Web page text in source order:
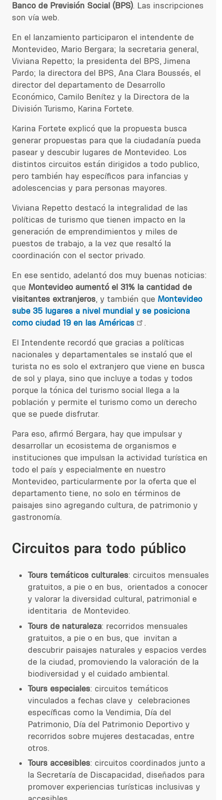
Banco de Previsión Social (BPS). Las inscripciones
son vía web.
En el lanzamiento participaron el intendente de
Montevideo, Mario Bergara; la secretaria general,
Viviana Repetto; la presidenta del BPS, Jimena
Pardo; la directora del BPS, Ana Clara Boussés, el
director del departamento de Desarrollo
Económico, Camilo Benítez y la Directora de la
División Turismo, Karina Fortete.
Karina Fortete explicó que la propuesta busca
generar propuestas para que la ciudadanía pueda
pasear y descubir lugares de Montevideo. Los
distintos circuitos están dirigidos a todo publico,
pero también hay específicos para infancias y
adolescencias y para personas mayores.
Viviana Repetto destacó la integralidad de las
políticas de turismo que tienen impacto en la
generación de emprendimientos y miles de
puestos de trabajo, a la vez que resaltó la
coordinación con el sector privado.
En ese sentido, adelantó dos muy buenas noticias:
que Montevideo aumentó el 31% la cantidad de
visitantes extranjeros, y también que Montevideo
sube 35 lugares a nivel mundial y se posiciona
como ciudad 19 en las Américas
.
El Intendente recordó que gracias a políticas
nacionales y departamentales se instaló que el
turista no es solo el extranjero que viene en busca
de sol y playa, sino que incluye a todas y todos
porque la tónica del turismo social llega a la
población y permite el turismo como un derecho
que se puede disfrutar.
Para eso, afirmó Bergara, hay que impulsar y
desarrollar un ecosistema de organismos e
instituciones que impulsan la actividad turística en
todo el país y especialmente en nuestro
Montevideo, particularmente por la oferta que el
departamento tiene, no solo en términos de
paisajes sino agregando cultura, de patrimonio y
gastronomía.
Circuitos para todo público
Tours temáticos culturales: circuitos mensuales
gratuitos, a pie o en bus, orientados a conocer
y valorar la diversidad cultural, patrimonial e
identitaria de Montevideo.
Tours de naturaleza: recorridos mensuales
gratuitos, a pie o en bus, que invitan a
descubrir paisajes naturales y espacios verdes
de la ciudad, promoviendo la valoración de la
biodiversidad y el cuidado ambiental.
Tours especiales: circuitos temáticos
vinculados a fechas clave y celebraciones
específicas como la Vendimia, Día del
Patrimonio, Día del Patrimonio Deportivo y
recorridos sobre mujeres destacadas, entre
otros.
Tours accesibles: circuitos coordinados junto a
la Secretaría de Discapacidad, diseñados para
promover experiencias turísticas inclusivas y